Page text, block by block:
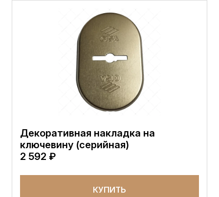
Декоративная накладка на
ключевину (серийная)
2 592 ₽
КУПИТЬ